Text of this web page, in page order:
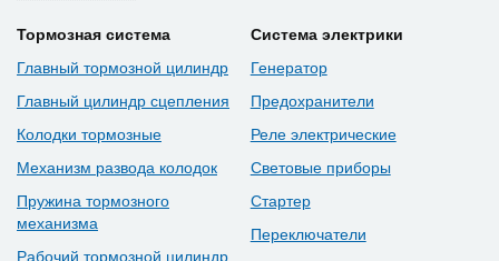
Тормозная система
Главный тормозной цилиндр
Главный цилиндр сцепления
Колодки тормозные
Механизм развода колодок
Пружина тормозного
механизма
Рабочий тормозной цилиндр
Система электрики
Генератор
Предохранители
Реле электрические
Световые приборы
Стартер
Переключатели